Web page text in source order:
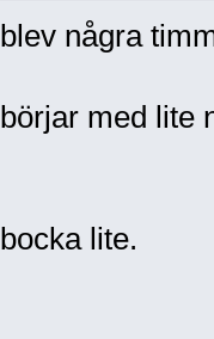
blev några
börjar med lite
bocka lite.